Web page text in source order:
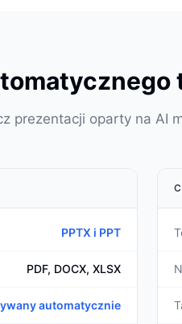
prezentacji oparty na AI
PPTX i PPT
PDF, DOCX, XLSX
automatycznie